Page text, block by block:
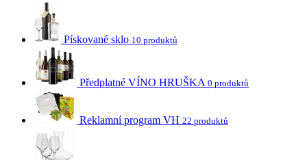
Pískované sklo 10 produktů
Předplatné VÍNO HRUŠKA 0 produktů
Reklamní program VH 22 produktů